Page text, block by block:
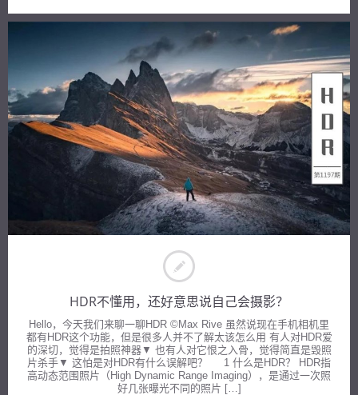
HDR不懂用，还好意思说自己会摄影？
Hello，今天我们来聊一聊HDR ©Max Rive 虽然说现在手机相机里
都有HDR这个功能，但是很多人并不了解太该怎么用 有人对HDR爱
的深切，觉得是拍照神器▼ 也有人对它恨之入骨，觉得简直是毁照
片杀手▼ 这怕是对HDR有什么误解吧？ 1 什么是HDR？ HDR指
高动态范围照片（High Dynamic Range Imaging），是通过一次照
好几张曝光不同的照片 […]